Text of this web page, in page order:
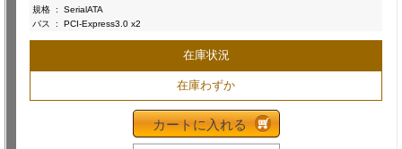
規格 :
SerialATA
バス
: PCI-Express3.0 x2
在庫状況
在庫わずか
カートに入れる